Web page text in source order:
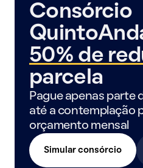
Consórcio
50% de
parcela
Pague apenas parte
até a contemplação
orçamento mensal
Simular consórcio